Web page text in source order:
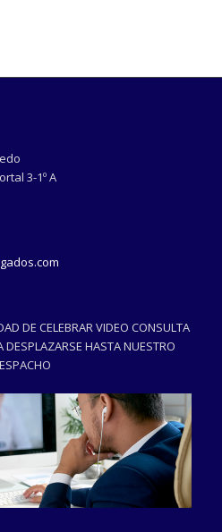
3-1º A
DE CELEBRAR VIDEO CONSULTA
DESPLAZARSE HASTA NUESTRO